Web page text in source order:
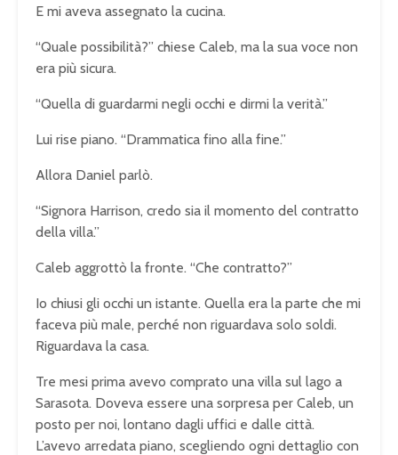
E mi aveva assegnato la cucina.
“Quale possibilità?” chiese Caleb, ma la sua voce non
era più sicura.
“Quella di guardarmi negli occhi e dirmi la verità.”
Lui rise piano. “Drammatica fino alla fine.”
Allora Daniel parlò.
“Signora Harrison, credo sia il momento del contratto
della villa.”
Caleb aggrottò la fronte. “Che contratto?”
Io chiusi gli occhi un istante. Quella era la parte che mi
faceva più male, perché non riguardava solo soldi.
Riguardava la casa.
Tre mesi prima avevo comprato una villa sul lago a
Sarasota. Doveva essere una sorpresa per Caleb, un
posto per noi, lontano dagli uffici e dalle città.
L’avevo arredata piano, scegliendo ogni dettaglio con